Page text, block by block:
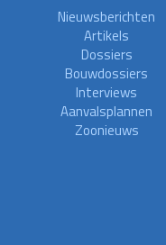
Nieuwsberichten
Artikels
Dossiers
Bouwdossiers
Interviews
Aanvalsplannen
Zoonieuws